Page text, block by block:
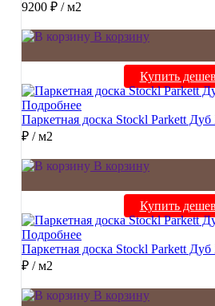
9200 ₽ / м2
В корзину
Купить
Подробнее
Паркетная доска Stockl Parkett
₽ / м2
В корзину
Купить
Подробнее
Паркетная доска Stockl Parkett
₽ / м2
В корзину